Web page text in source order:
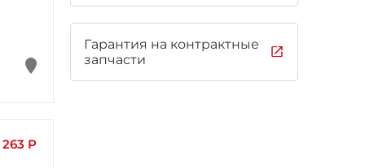
263 Р
Гарантия на контрактные
запчасти